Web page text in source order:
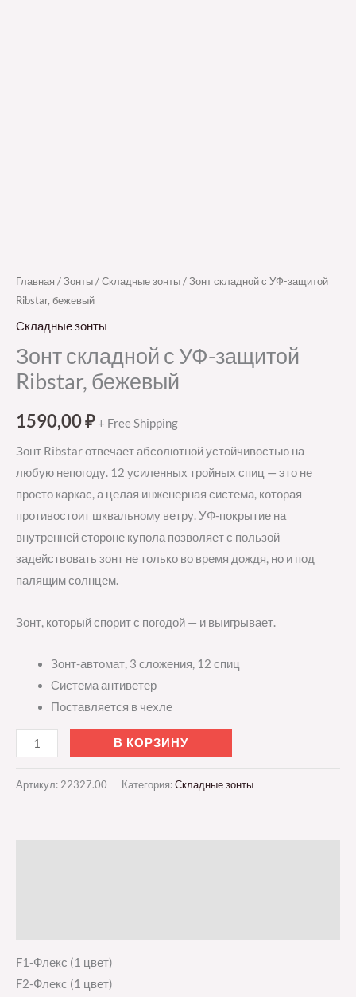
Главная /Зонты/Складные зонты/ Зонт складной с УФ-защитой
Ribstar, бежевый
Складные зонты
Зонт складной с УФ-защитой
Ribstar, бежевый
1590,00₽+ Free Shipping
Зонт Ribstar отвечает абсолютной устойчивостью на
любую непогоду. 12 усиленных тройных спиц — это не
просто каркас, а целая инженерная система, которая
противостоит шквальному ветру. УФ-покрытие на
внутренней стороне купола позволяет с пользой
задействовать зонт не только во время дождя, но и под
палящим солнцем.
Зонт, который спорит с погодой — и выигрывает.
Зонт-автомат, 3 сложения, 12 спиц
Система антиветер
Поставляется в чехле
В КОРЗИНУ
Артикул: 22327.00 Категория:Складные зонты
F1-Флекс (1 цвет)
F2-Флекс (1 цвет)